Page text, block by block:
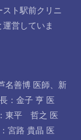
ト駅前クリニ
営していま
名善博 医師、 新
：金子 亨 医
東平 哲之 医
宮路 貴晶 医